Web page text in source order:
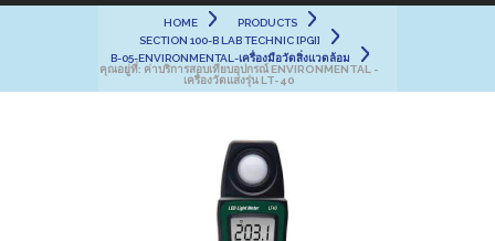
HOME
PRODUCTS
SECTION 100-B LAB TECHNIC [PGI]
B-05-ENVIRONMENTAL-เครื่องมือวัดสิ่งแวดล้อม
คุณอยู่ที่: ค่าบริการสอบเทียบอุปกรณ์ ENVIRONMENTAL -
เครื่องวัดแสงรุ่น LT-40